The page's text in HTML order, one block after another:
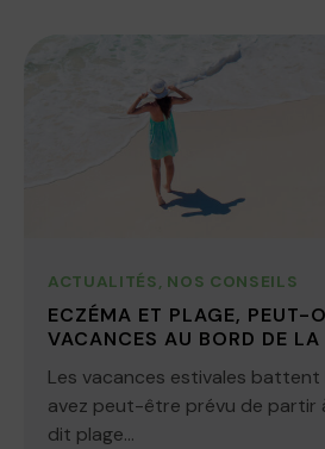
ACTUALITÉS, NOS CONSEILS
ECZÉMA ET PLAGE, PEUT-
VACANCES AU BORD DE LA
Les vacances estivales battent
avez peut-être prévu de partir
dit plage...